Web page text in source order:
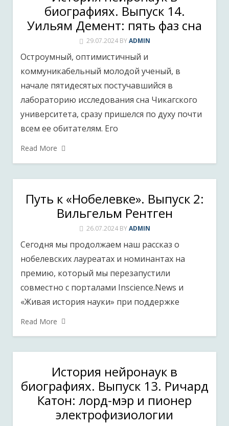
биографиях. Выпуск 14.
Уильям Демент: пять фаз сна
29.07.2024 BY ADMIN
Остроумный, оптимистичный и
коммуникабельный молодой ученый, в
начале пятидесятых постучавшийся в
лабораторию исследования сна Чикагского
университета, сразу пришелся по духу почти
всем ее обитателям. Его
Read More
Путь к «Нобелевке». Выпуск 2:
Вильгельм Рентген
26.07.2024 BY ADMIN
Сегодня мы продолжаем наш рассказ о
нобелевских лауреатах и номинантах на
премию, который мы перезапустили
совместно с порталами Inscience.News и
«Живая история науки» при поддержке
Read More
История нейронаук в
биографиях. Выпуск 13. Ричард
Катон: лорд-мэр и пионер
электрофизиологии